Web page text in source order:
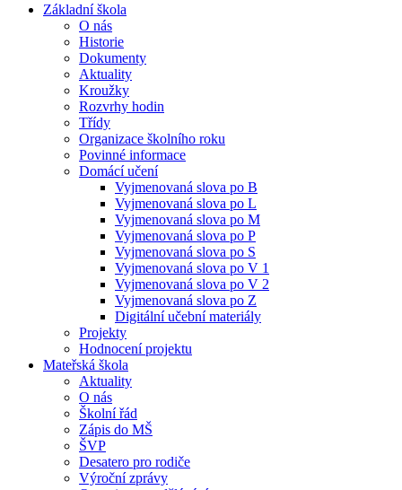
Základní škola
O nás
Historie
Dokumenty
Aktuality
Kroužky
Rozvrhy hodin
Třídy
Organizace školního roku
Povinné informace
Domácí učení
Vyjmenovaná slova po B
Vyjmenovaná slova po L
Vyjmenovaná slova po M
Vyjmenovaná slova po P
Vyjmenovaná slova po S
Vyjmenovaná slova po V 1
Vyjmenovaná slova po V 2
Vyjmenovaná slova po Z
Digitální učební materiály
Projekty
Hodnocení projektu
Mateřská škola
Aktuality
O nás
Školní řád
Zápis do MŠ
ŠVP
Desatero pro rodiče
Výroční zprávy